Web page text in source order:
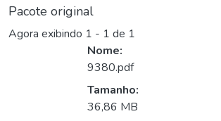
Pacote original
Agora exibindo 1 - 1 de 1
Nome:
9380.pdf
Tamanho:
36,86 MB